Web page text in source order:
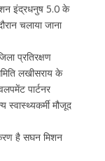
इंद्रधनुष 5.0 के
चलाया जाना
प्रतिरक्षण
लखीसराय के
पार्टनर
मौजूद
है सघन मिशन